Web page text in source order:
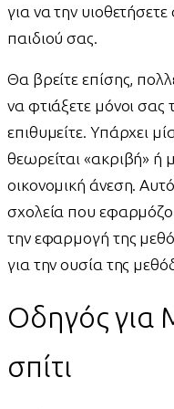
για να την
παιδιού σας.
Θα βρείτε επίσης,
να φτιάξετε μόνοι σας
επιθυμείτε. Υπάρχει
θεωρείται «ακριβή» ή
οικονομική άνεση.
σχολεία που
την εφαρμογή της
για την ουσία της
Οδηγός για
σπίτι